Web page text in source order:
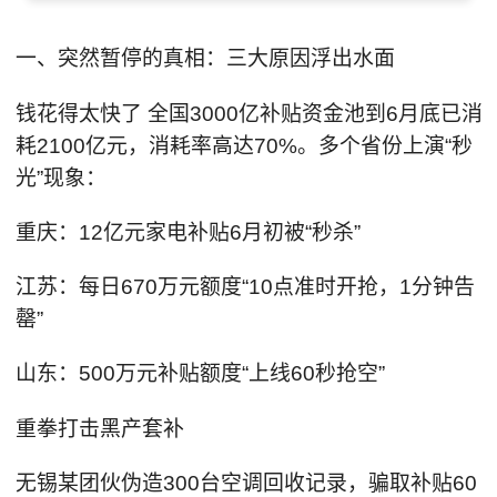
一、突然暂停的真相：三大原因浮出水面
钱花得太快了 全国3000亿补贴资金池到6月底已消
耗2100亿元，消耗率高达70%。多个省份上演“秒
光”现象：
重庆：12亿元家电补贴6月初被“秒杀”
江苏：每日670万元额度“10点准时开抢，1分钟告
罄”
山东：500万元补贴额度“上线60秒抢空”
重拳打击黑产套补
无锡某团伙伪造300台空调回收记录，骗取补贴60